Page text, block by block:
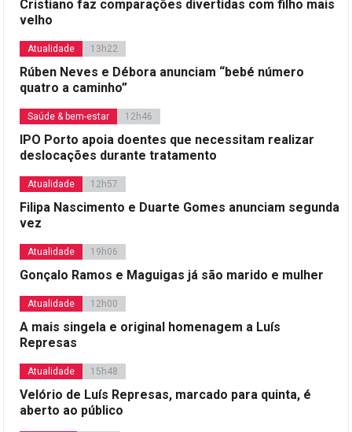
Cristiano faz comparações divertidas com filho mais
velho
Atualidade 13h22
Rúben Neves e Débora anunciam “bebé número
quatro a caminho”
Saúde & bem-estar 12h46
IPO Porto apoia doentes que necessitam realizar
deslocações durante tratamento
Atualidade 12h57
Filipa Nascimento e Duarte Gomes anunciam segunda
vez
Atualidade 19h06
Gonçalo Ramos e Maguigas já são marido e mulher
Atualidade 12h00
A mais singela e original homenagem a Luís
Represas
Atualidade 15h48
Velório de Luís Represas, marcado para quinta, é
aberto ao público